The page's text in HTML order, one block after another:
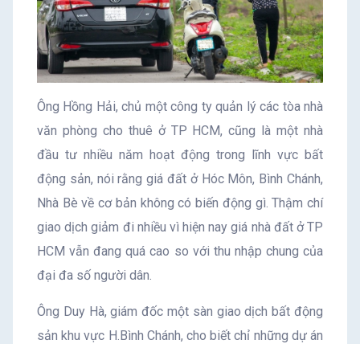
Ông Hồng Hải, chủ một công ty quản lý các tòa nhà
văn phòng cho thuê ở TP HCM, cũng là một nhà
đầu tư nhiều năm hoạt động trong lĩnh vực bất
động sản, nói rằng giá đất ở Hóc Môn, Bình Chánh,
Nhà Bè về cơ bản không có biến động gì. Thậm chí
giao dịch giảm đi nhiều vì hiện nay giá nhà đất ở TP
HCM vẫn đang quá cao so với thu nhập chung của
đại đa số người dân.
Ông Duy Hà, giám đốc một sàn giao dịch bất động
sản khu vực H.Bình Chánh, cho biết chỉ những dự án